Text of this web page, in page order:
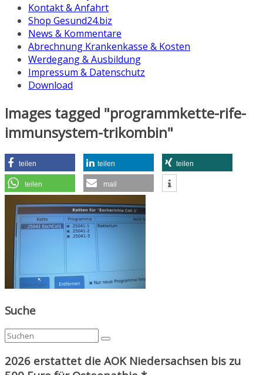
Kontakt & Anfahrt
Shop Gesund24.biz
News & Kommentare
Abrechnung Krankenkasse & Kosten
Werdegang & Ausbildung
Impressum & Datenschutz
Download
Images tagged "programmkette-rife-
immunsystem-trikombin"
teilen teilen teilen
teilen mail
Suche
2026 erstattet die AOK Niedersachsen bis zu